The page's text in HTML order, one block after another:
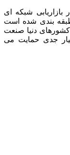
بازاریابی شبکه ای
بندی شده است
دنیا صنعت
جدی حمایت می